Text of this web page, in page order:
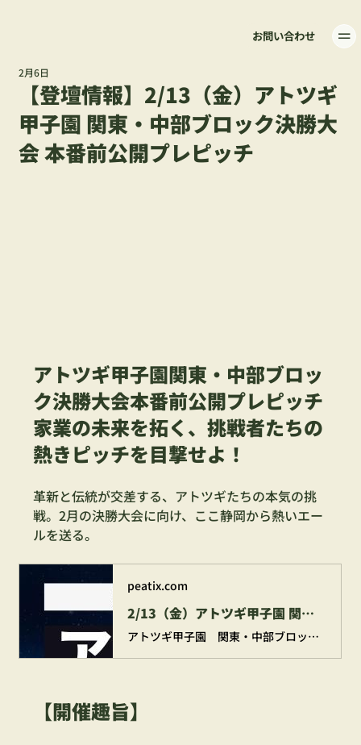
お問い合わせ
【登壇情報】2/13（金）アトツギ
甲子園 関東・中部ブロック決勝大
会 本番前公開プレピッチ
2月6日
アトツギ甲子園関東・中部ブロッ
ク決勝大会本番前公開プレピッチ
家業の未来を拓く、挑戦者たちの
熱きピッチを目撃せよ！
革新と伝統が交差する、アトツギたちの本気の挑
戦。2月の決勝大会に向け、ここ静岡から熱いエー
ルを送る。
peatix.com
2/13（金）アトツギ甲子園 関東・中部ブロック決勝大会 本番前公開プレピッチ
アトツギ甲子園 関東・中部ブロック決勝大会本番前公開プレピッチ家業の未来を拓く、挑戦者たちの熱きピッチを目撃せよ！ 革新と伝統が交差する、アトツギたちの本気の挑戦。2月の決勝大会に...
【開催趣旨】